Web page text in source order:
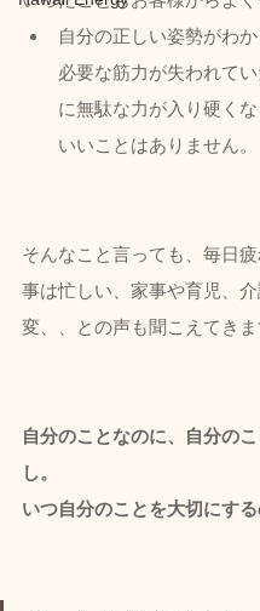
自分の正しい姿勢がわか
必要な筋力が失われて
に無駄な力が入り硬くな
いいことはありません。
そんなこと言っても、毎日
事は忙しい、家事や育児、
変、、との声も聞こえてきま
自分のことなのに、自分の
し。
いつ自分のことを大切にす